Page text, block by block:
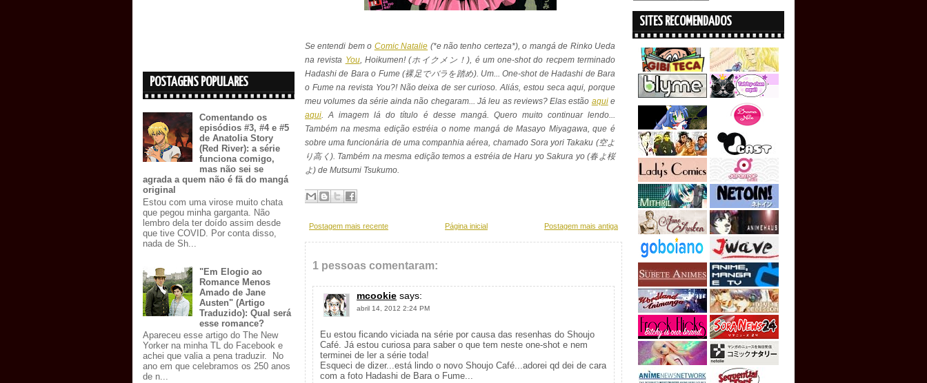
POSTAGENS POPULARES
Comentando os
episódios #3, #4 e #5
de Anatolia Story
(Red River): a série
funciona comigo,
mas não sei se
agrada a quem não é fã do mangá
original
Estou com uma virose muito chata
que pegou minha garganta. Não
lembro dela ter doído assim desde
que tive COVID. Por conta disso,
nada de Sh...
"Em Elogio ao
Romance Menos
Amado de Jane
Austen" (Artigo
Traduzido): Qual será
esse romance?
Apareceu esse artigo do The New
Yorker na minha TL do Facebook e
achei que valia a pena traduzir. No
ano em que celebramos os 250 anos
de n...
Se entendi bem o Comic Natalie (*e não tenho certeza*), o mangá de Rinko Ueda
na revista You, Hoikumen! (ホイクメン！), é um one-shot do recpem terminado
Hadashi de Bara o Fume (裸足でバラを踏め). Um... One-shot de Hadashi de Bara
o Fume na revista You?! Não deixa de ser curioso. Aliás, estou seca aqui, porque
meu volumes da série ainda não chegaram... Já leu as reviews? Elas estão aquie
aqui. A imagem lá do título é desse mangá. Quero muito continuar lendo...
Também na mesma edição estréia o nome mangá de Masayo Miyagawa, que é
sobre uma funcionária de uma companhia aérea, chamado Sora yori Takaku (空よ
り高く). Também na mesma edição temos a estréia de Haru yo Sakura yo (春よ桜
よ) de Mutsumi Tsukumo.
Postagem mais recente Postagem mais antiga
Página inicial
1 pessoas comentaram:
mcookie says:
abril 14, 2012 2:24 PM
Eu estou ficando viciada na série por causa das resenhas do Shoujo
Café. Já estou curiosa para saber o que tem neste one-shot e nem
terminei de ler a série toda!
Esqueci de dizer...está lindo o novo Shoujo Café...adorei qd dei de cara
com a foto Hadashi de Bara o Fume...
SITES RECOMENDADOS